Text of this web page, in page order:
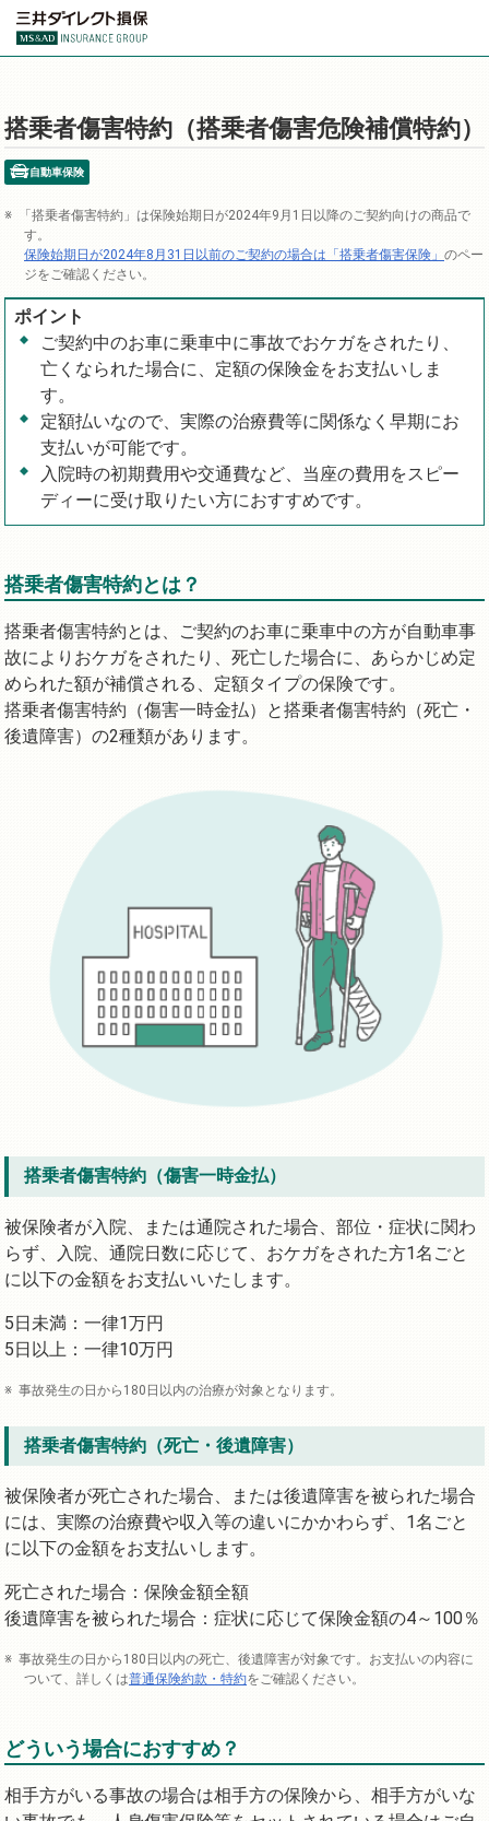
搭乗者傷害特約（搭乗者傷害危険補償特約）
自動車保険
「搭乗者傷害特約」は保険始期日が2024年9月1日以降のご契約向けの商品で
す。
保険始期日が2024年8月31日以前のご契約の場合は「搭乗者傷害保険」 のペー
ジをご確認ください。
ポイント
ご契約中のお車に乗車中に事故でおケガをされたり、
亡くなられた場合に、定額の保険金をお支払いしま
す。
定額払いなので、実際の治療費等に関係なく早期にお
支払いが可能です。
入院時の初期費用や交通費など、当座の費用をスピー
ディーに受け取りたい方におすすめです。
搭乗者傷害特約とは？
搭乗者傷害特約とは、ご契約のお車に乗車中の方が自動車事
故によりおケガをされたり、死亡した場合に、あらかじめ定
められた額が補償される、定額タイプの保険です。
搭乗者傷害特約（傷害一時金払）と搭乗者傷害特約（死亡・
後遺障害）の2種類があります。
搭乗者傷害特約（傷害一時金払）
被保険者が入院、または通院された場合、部位・症状に関わ
らず、入院、通院日数に応じて、おケガをされた方1名ごと
に以下の金額をお支払いいたします。
5日未満：一律1万円
5日以上：一律10万円
事故発生の日から180日以内の治療が対象となります。
搭乗者傷害特約（死亡・後遺障害）
被保険者が死亡された場合、または後遺障害を被られた場合
には、実際の治療費や収入等の違いにかかわらず、1名ごと
に以下の金額をお支払いします。
死亡された場合：保険金額全額
後遺障害を被られた場合：症状に応じて保険金額の4～100％
事故発生の日から180日以内の死亡、後遺障害が対象です。お支払いの内容に
ついて、詳しくは普通保険約款・特約をご確認ください。
どういう場合におすすめ？
相手方がいる事故の場合は相手方の保険から、相手方がいな